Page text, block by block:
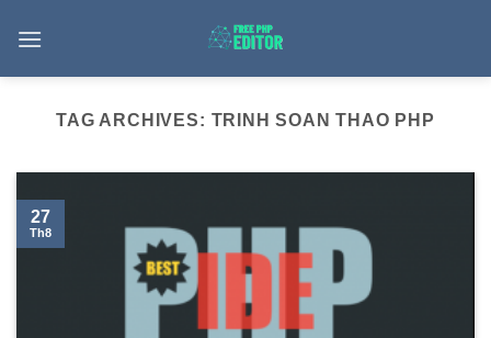
TAG ARCHIVES: TRINH SOAN THAO PHP
27
Th8